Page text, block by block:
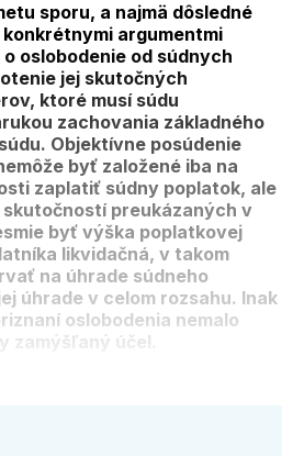
sporu, a najmä dôsledné
argumentmi
oslobodenie od súdnych
jej skutočných
ktoré musí súdu
zachovania základného
Objektívne posúdenie
byť založené iba na
zaplatiť súdny poplatok, ale
preukázaných v
byť výška poplatkovej
likvidačná, v takom
na úhrade súdneho
úhrade v celom rozsahu. Inak
oslobodenia nemalo
zamýšľaný účel.